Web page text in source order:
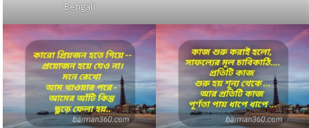
Bengali